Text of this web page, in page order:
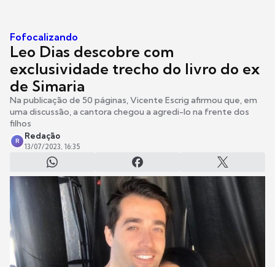
Fofocalizando
Leo Dias descobre com
exclusividade trecho do livro do ex
de Simaria
Na publicação de 50 páginas, Vicente Escrig afirmou que, em
uma discussão, a cantora chegou a agredi-lo na frente dos
filhos
R
Redação
13/07/2023, 16:35